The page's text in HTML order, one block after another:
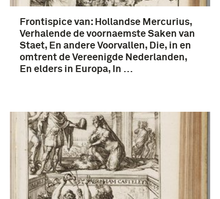
Frontispice van: Hollandse Mercurius,
Verhalende de voornaemste Saken van
Staet, En andere Voorvallen, Die, in en
omtrent de Vereenigde Nederlanden,
En elders in Europa, In …